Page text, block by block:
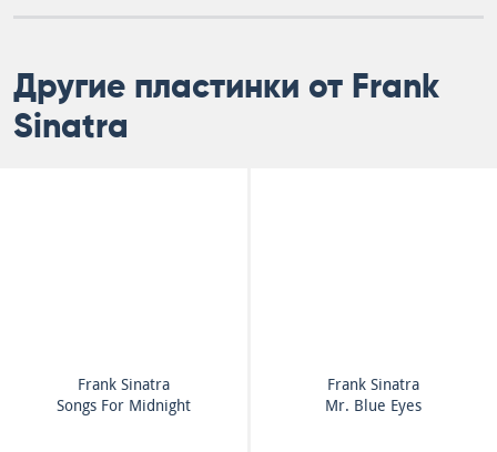
Другие пластинки от Frank
Sinatra
Frank Sinatra
Songs For Midnight
Frank Sinatra
Mr. Blue Eyes